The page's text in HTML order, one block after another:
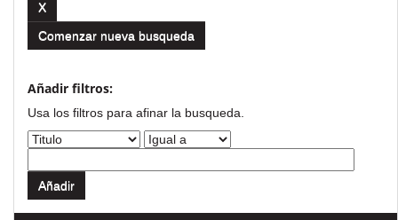
Comenzar nueva busqueda
Añadir filtros:
Usa los filtros para afinar la busqueda.